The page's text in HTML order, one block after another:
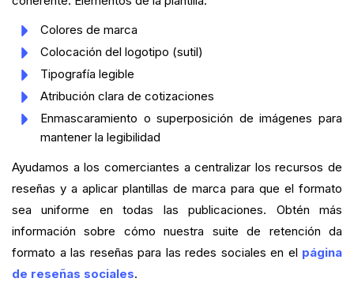
Colores de marca
Colocación del logotipo (sutil)
Tipografía legible
Atribución clara de cotizaciones
Enmascaramiento o superposición de imágenes para
mantener la legibilidad
Ayudamos a los comerciantes a centralizar los recursos de
reseñas y a aplicar plantillas de marca para que el formato
sea uniforme en todas las publicaciones. Obtén más
información sobre cómo nuestra suite de retención da
formato a las reseñas para las redes sociales en el página
de reseñas sociales.